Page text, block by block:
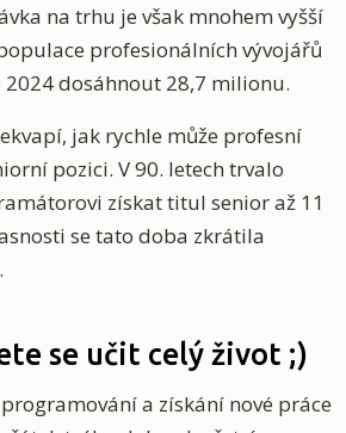
na trhu je však mnohem vyšší
profesionálních vývojářů
2024 dosáhnout 28,7 milionu.
jak rychle může profesní
pozici. V 90. letech trvalo
získat titul senior až 11
se tato doba zkrátila
se učit celý život ;)
a získání nové práce